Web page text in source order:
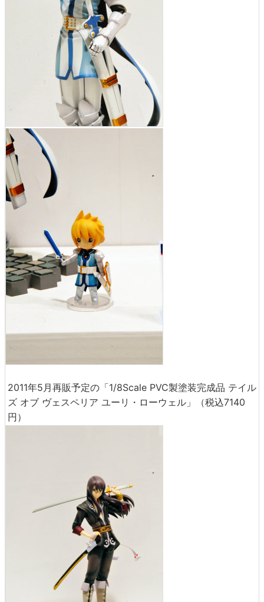
2011年5月再販予定の「1/8Scale PVC製塗装完成品 テイル
ズ オブ ヴェスペリア ユーリ・ローウェル」（税込7140
円）